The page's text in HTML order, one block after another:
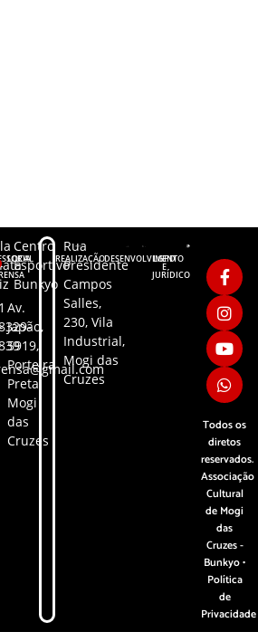
LOCAL
Centro
Esportivo
Bunkyo
Av.
Japão,
5919,
Porteira
Preta,
Mogi
das
Cruzes
REALIZAÇÃO
Rua
Presidente
Campos
Salles,
230, Vila
Industrial,
Mogi das
Cruzes
DESENVOLVIMENTO
LGPD
E
JURÍDICO
Todos os
diretos
reservados.
Associação
Cultural
de Mogi
das
Cruzes -
Bunkyo •
Política
de
Privacidade